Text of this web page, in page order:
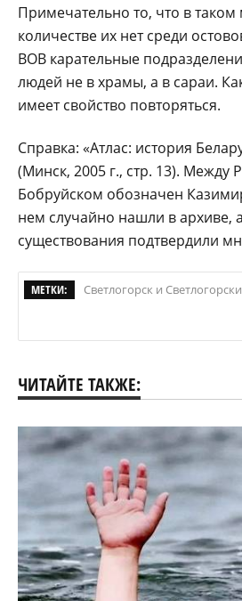
Примечательно то, что в
количестве их нет среди
ВОВ карательные
людей не в храмы, а в сараи.
имеет свойство повторяться.
Справка: «Атлас: история
(Минск, 2005 г., стр. 13). Между
Бобруйском обозначен
нем случайно нашли в архиве,
существования подтвердили
МЕТКИ: Светлогорск и
ЧИТАЙТЕ ТАКЖЕ: